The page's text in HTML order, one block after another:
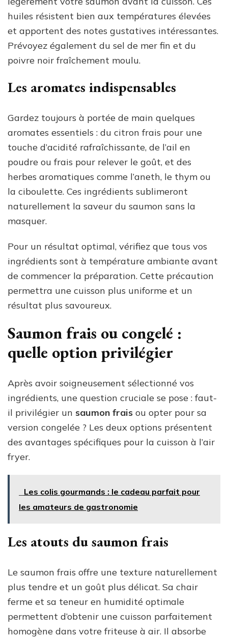
huiles résistent bien aux températures élevées
et apportent des notes gustatives intéressantes.
Prévoyez également du sel de mer fin et du
poivre noir fraîchement moulu.
Les aromates indispensables
Gardez toujours à portée de main quelques
aromates essentiels : du citron frais pour une
touche d’acidité rafraîchissante, de l’ail en
poudre ou frais pour relever le goût, et des
herbes aromatiques comme l’aneth, le thym ou
la ciboulette. Ces ingrédients sublimeront
naturellement la saveur du saumon sans la
masquer.
Pour un résultat optimal, vérifiez que tous vos
ingrédients sont à température ambiante avant
de commencer la préparation. Cette précaution
permettra une cuisson plus uniforme et un
résultat plus savoureux.
Saumon frais ou congelé :
quelle option privilégier
Après avoir soigneusement sélectionné vos
ingrédients, une question cruciale se pose : faut-
il privilégier un saumon frais ou opter pour sa
version congelée ? Les deux options présentent
des avantages spécifiques pour la cuisson à l’air
fryer.
Les colis gourmands : le cadeau parfait pour
les amateurs de gastronomie
Les atouts du saumon frais
Le saumon frais offre une texture naturellement
plus tendre et un goût plus délicat. Sa chair
ferme et sa teneur en humidité optimale
permettent d’obtenir une cuisson parfaitement
homogène dans votre friteuse à air. Il absorbe